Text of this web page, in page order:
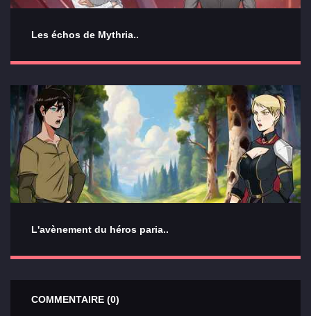
Les échos de Mythria..
L'avènement du héros paria..
COMMENTAIRE (0)